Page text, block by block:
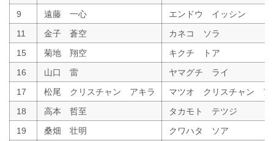
9
遠藤 一心
エンドウ イッシン
11
金子 蒼空
カネコ ソラ
15
菊地 翔空
キクチ トア
16
山口 雷
ヤマグチ ライ
17
松尾 クリスチャン アキラ
マツオ クリスチャン ア
18
高本 哲至
タカモト テツジ
19
桑畑 壮明 クワハタ ソア